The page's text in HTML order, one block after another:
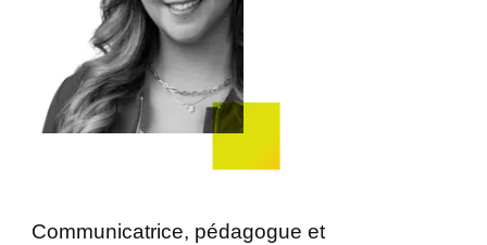
Communicatrice, pédagogue et